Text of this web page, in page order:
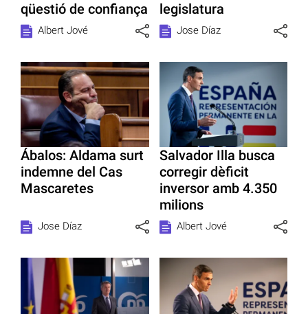
qüestió de confiança
Albert Jové
legislatura
Jose Díaz
Ábalos: Aldama surt
indemne del Cas
Mascaretes
Jose Díaz
Salvador Illa busca
corregir dèficit
inversor amb 4.350
milions
Albert Jové